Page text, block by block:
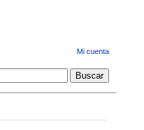
Mi cuenta